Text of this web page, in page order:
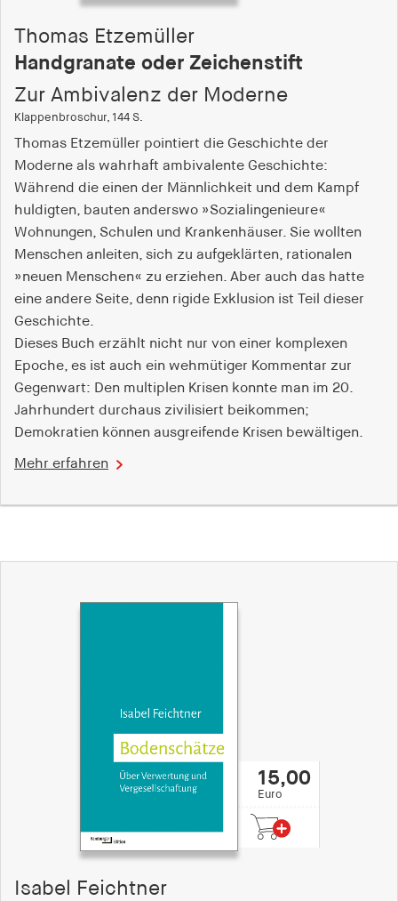
Thomas Etzemüller
Handgranate oder Zeichenstift
Zur Ambivalenz der Moderne
Klappenbroschur, 144 S.
Thomas Etzemüller pointiert die Geschichte der
Moderne als wahrhaft ambivalente Geschichte:
Während die einen der Männlichkeit und dem Kampf
huldigten, bauten anderswo »Sozialingenieure«
Wohnungen, Schulen und Krankenhäuser. Sie wollten
Menschen anleiten, sich zu aufgeklärten, rationalen
»neuen Menschen« zu erziehen. Aber auch das hatte
eine andere Seite, denn rigide Exklusion ist Teil dieser
Geschichte.
Dieses Buch erzählt nicht nur von einer komplexen
Epoche, es ist auch ein wehmütiger Kommentar zur
Gegenwart: Den multiplen Krisen konnte man im 20.
Jahrhundert durchaus zivilisiert beikommen;
Demokratien können ausgreifende Krisen bewältigen.
Mehr erfahren
15,00
Euro
Isabel Feichtner
hamburger-edition.de
Cookie Laufzeit:
7 Tage